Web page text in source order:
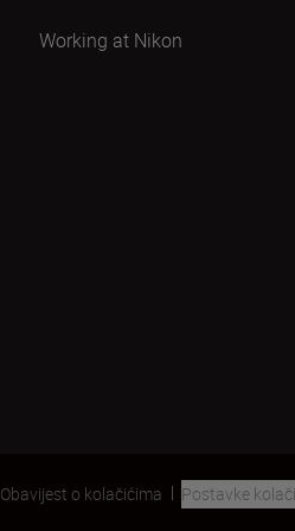
Working at Nikon
Obavijest o kolačićima
Postavke